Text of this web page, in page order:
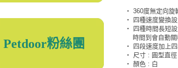
Petdoor粉絲團
‧ 360度無定向旋
‧ 四種速度變換
‧ 四種時間長短
時間到會自動關
‧ 四段速度加上
‧ 尺寸 : 圓型直
‧ 顏色 : 白